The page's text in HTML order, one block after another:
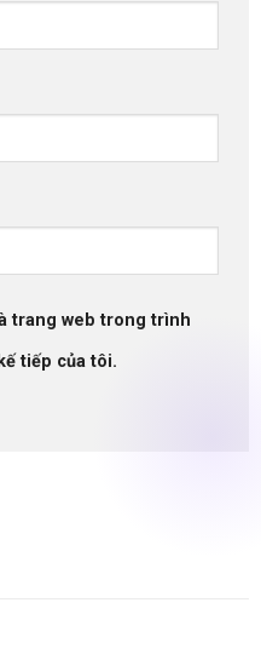
trang web trong trình
tiếp của tôi.